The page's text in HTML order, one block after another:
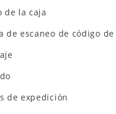
de la caja
de escaneo de código
de expedición